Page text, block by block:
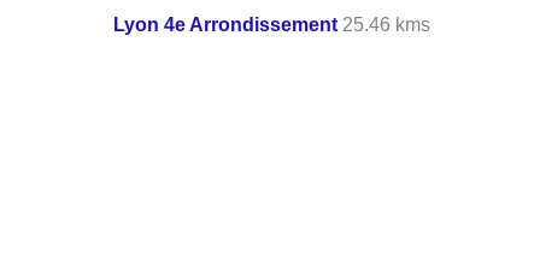
Lyon 4e Arrondissement 25.46 kms